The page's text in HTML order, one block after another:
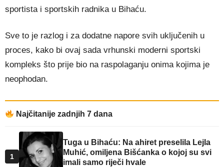
sportista i sportskih radnika u Bihaću.
Sve to je razlog i za dodatne napore svih uključenih u
proces, kako bi ovaj sada vrhunski moderni sportski
kompleks što prije bio na raspolaganju onima kojima je
neophodan.
Najčitanije zadnjih 7 dana
1
Tuga u Bihaću: Na ahiret preselila Lejla
Muhić, omiljena Bišćanka o kojoj su svi
imali samo riječi hvale